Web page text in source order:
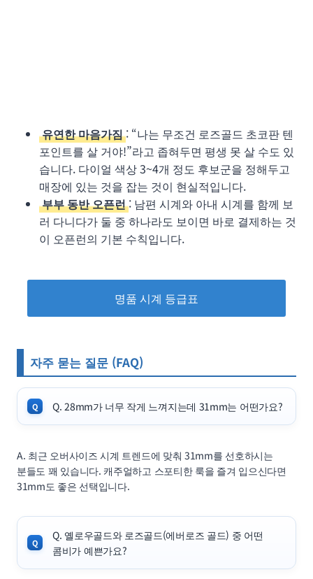
유연한 마음가짐 : “나는 무조건 로즈골드 초코판 텐
포인트를 살 거야!”라고 좁혀두면 평생 못 살 수도 있
습니다. 다이얼 색상 3~4개 정도 후보군을 정해두고
매장에 있는 것을 잡는 것이 현실적입니다.
부부 동반 오픈런 : 남편 시계와 아내 시계를 함께 보
러 다니다가 둘 중 하나라도 보이면 바로 결제하는 것
이 오픈런의 기본 수칙입니다.
명품 시계 등급표
자주 묻는 질문 (FAQ)
Q. 28mm가 너무 작게 느껴지는데 31mm는 어떤가요?
A. 최근 오버사이즈 시계 트렌드에 맞춰 31mm를 선호하시는
분들도 꽤 있습니다. 캐주얼하고 스포티한 룩을 즐겨 입으신다면
31mm도 좋은 선택입니다.
Q. 옐로우골드와 로즈골드(에버로즈 골드) 중 어떤
콤비가 예쁜가요?